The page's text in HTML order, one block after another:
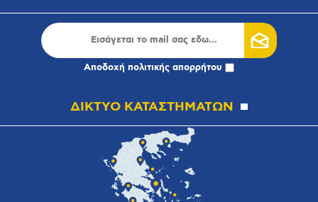
Αποδοχή πολιτικής απορρήτου
ΔΙΚΤΥΟ ΚΑΤΑΣΤΗΜΑΤΩΝ